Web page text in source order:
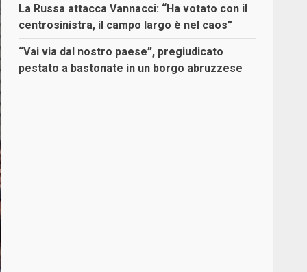
La Russa attacca Vannacci: “Ha votato con il
centrosinistra, il campo largo è nel caos”
“Vai via dal nostro paese”, pregiudicato
pestato a bastonate in un borgo abruzzese